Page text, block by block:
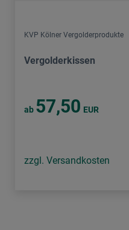
KVP Kölner Vergolderprodukte
Vergolderkissen
ab 57,50 EUR
zzgl. Versandkosten